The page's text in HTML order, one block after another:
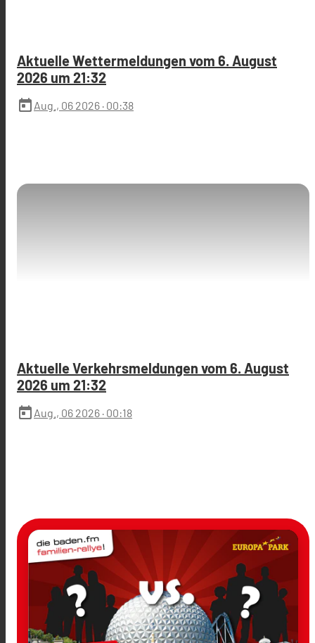
Aktuelle Wettermeldungen vom 6. August
2026 um 21:32
today Aug., 06 2026 · 00:38
Aktuelle Verkehrsmeldungen vom 6. August
2026 um 21:32
today Aug., 06 2026 · 00:18